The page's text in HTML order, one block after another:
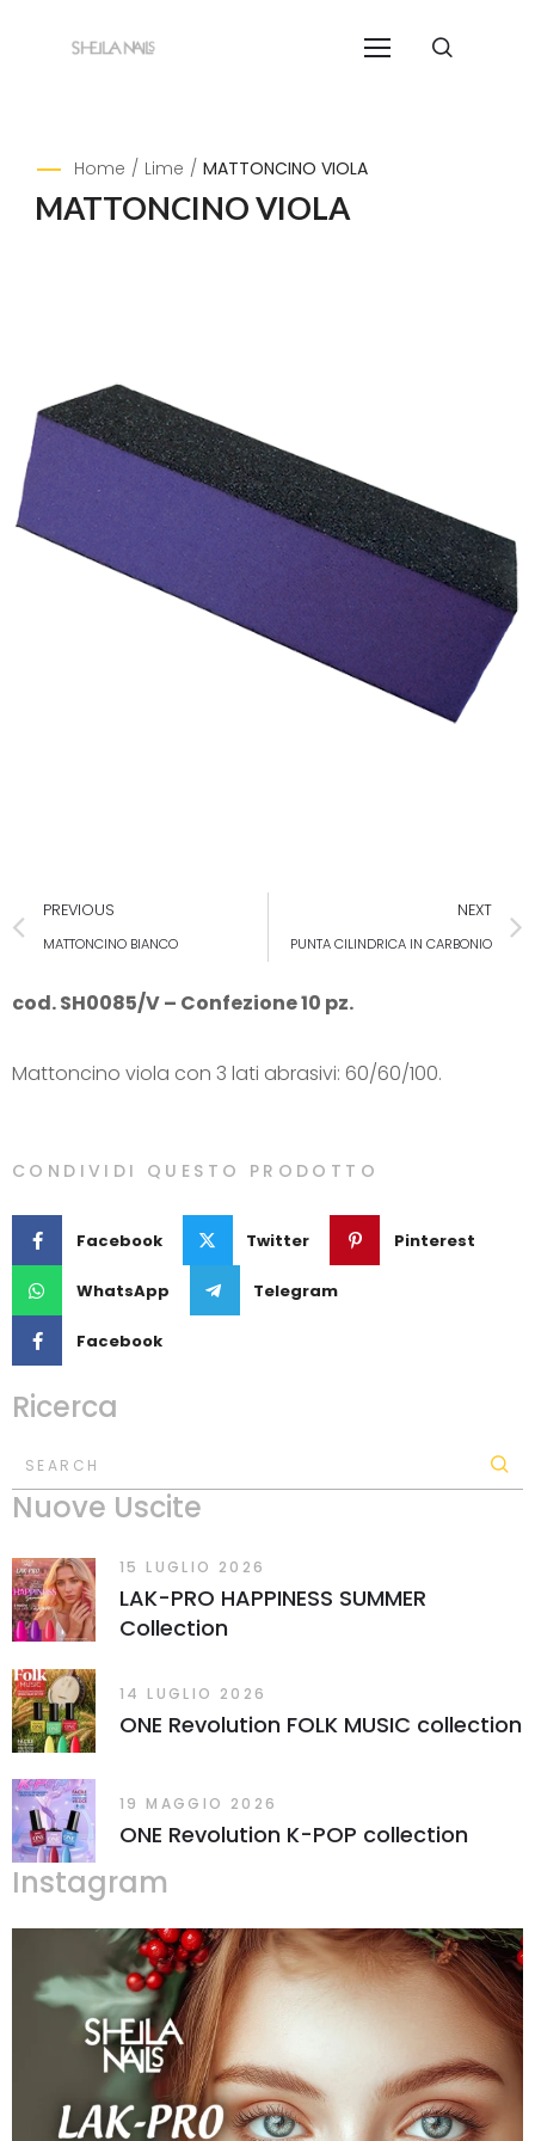
Home / Lime / MATTONCINO VIOLA
MATTONCINO VIOLA
PREVIOUS
MATTONCINO BIANCO
NEXT
PUNTA CILINDRICA IN CARBONIO
cod. SH0085/V – Confezione 10 pz.
Mattoncino viola con 3 lati abrasivi: 60/60/100.
CONDIVIDI QUESTO PRODOTTO
Facebook Twitter Pinterest
WhatsApp Telegram
Facebook
Ricerca
SEARCH
Nuove Uscite
15 LUGLIO 2026
LAK-PRO HAPPINESS SUMMER
Collection
14 LUGLIO 2026
ONE Revolution FOLK MUSIC collection
19 MAGGIO 2026
ONE Revolution K-POP collection
Instagram